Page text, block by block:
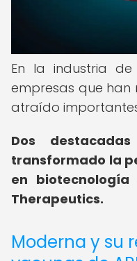
En la industria de
empresas que
atraído
Dos
transformado la
en biotecnología
Therapeutics.
Moderna y su